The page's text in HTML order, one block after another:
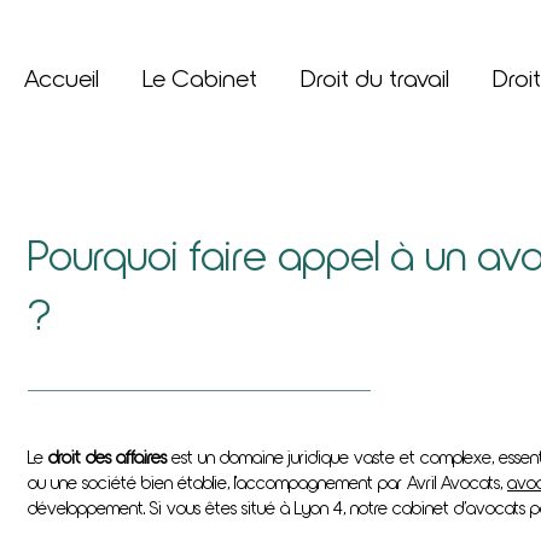
Accueil Le Cabinet Droit du travail
Pourquoi faire appel à un
?
Le droit des affairesest un domaine juridique vaste et complexe,
ou une société bien établie, l'accompagnement par Avril Avocats,
développement. Si vous êtes situé à Lyon 4, notre cabinet d’avocats